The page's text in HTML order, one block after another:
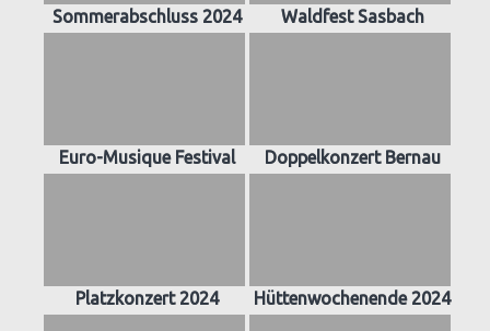
Sommerabschluss 2024 Waldfest Sasbach
Euro-Musique Festival Doppelkonzert Bernau
Platzkonzert 2024 Hüttenwochenende 2024